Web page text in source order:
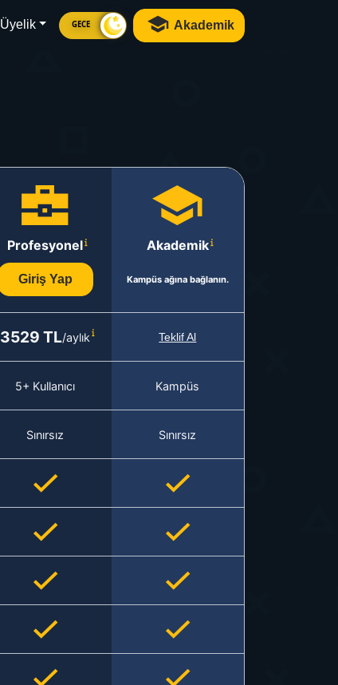
Üyelik GECE Akademik
Profesyonel
Giriş Yap
Akademik
Kampüs ağına bağlanın.
3529 TL/aylık Teklif Al
5+ Kullanıcı Kampüs
Sınırsız Sınırsız